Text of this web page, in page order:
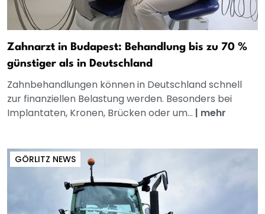
Zahnarzt in Budapest: Behandlung bis zu 70 %
günstiger als in Deutschland
Zahnbehandlungen können in Deutschland schnell
zur finanziellen Belastung werden. Besonders bei
Implantaten, Kronen, Brücken oder um... | mehr
GÖRLITZ NEWS